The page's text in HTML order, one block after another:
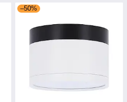
–50%